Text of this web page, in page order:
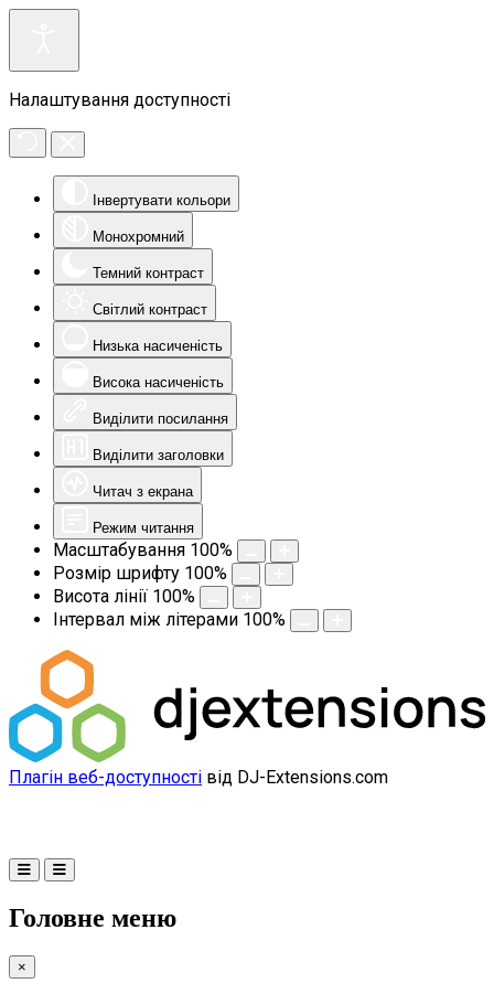
Налаштування доступності
Інвертувати кольори
Монохромний
Темний контраст
Світлий контраст
Низька насиченість
Висока насиченість
Виділити посилання
Виділити заголовки
Читач з екрана
Режим читання
Масштабування 100%
Розмір шрифту 100%
Висота лінії 100%
Інтервал між літерами 100%
Плагін веб-доступності від DJ-Extensions.com
Головне меню
×